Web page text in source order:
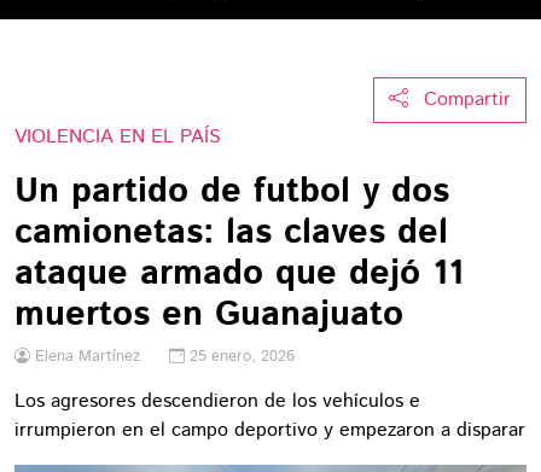
Compartir
VIOLENCIA EN EL PAÍS
Un partido de futbol y dos
camionetas: las claves del
ataque armado que dejó 11
muertos en Guanajuato
Elena Martínez 25 enero, 2026
Los agresores descendieron de los vehículos e
irrumpieron en el campo deportivo y empezaron a disparar